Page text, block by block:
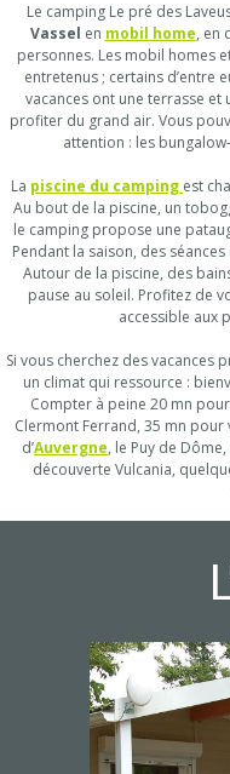
Le camping Le pré des
Vassel en mobil home, en
personnes. Les mobil homes
entretenus ; certains d’entre
vacances ont une terrasse
profiter du grand air. Vous
attention : les
La piscine du camping est
Au bout de la piscine, un
le camping propose une
Pendant la saison, des
Autour de la piscine, des
pause au soleil. Profitez de
accessible aux
Si vous cherchez des vacances
un climat qui ressource :
Compter à peine 20 mn
Clermont Ferrand, 35 mn
d’Auvergne, le Puy de
découverte Vulcania,